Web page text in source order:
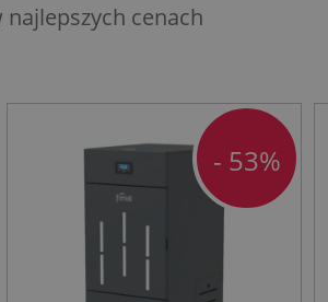
cenach
- 53%